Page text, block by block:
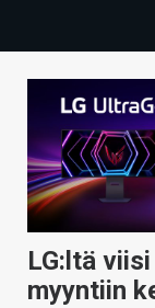
TECHBBS
TIETOA
HINTA.FI
KAUPPA
VAIHDA TEEMA
LG:ltä
myyntiin